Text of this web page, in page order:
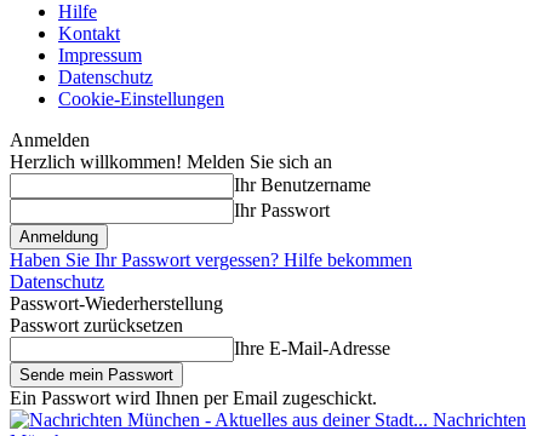
Hilfe
Kontakt
Impressum
Datenschutz
Cookie-Einstellungen
Anmelden
Herzlich willkommen! Melden Sie sich an
Ihr Benutzername
Ihr Passwort
Haben Sie Ihr Passwort vergessen? Hilfe bekommen
Datenschutz
Passwort-Wiederherstellung
Passwort zurücksetzen
Ihre E-Mail-Adresse
Ein Passwort wird Ihnen per Email zugeschickt.
Nachrichten